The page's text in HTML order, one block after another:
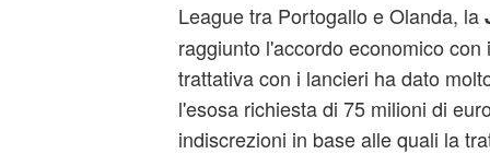
League tra Portogallo e Olanda, la
raggiunto l'accordo economico
trattativa con i lancieri ha dato
l'esosa richiesta di 75 milioni di
indiscrezioni in base alle quali la